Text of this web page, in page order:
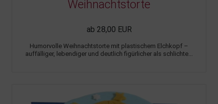
Weihnachtstorte
ab 28,00 EUR
Humorvolle Weihnachtstorte mit plastischem Elchkopf –
auffälliger, lebendiger und deutlich figürlicher als schlichte...